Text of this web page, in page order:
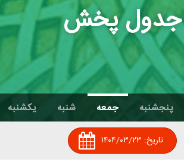
جدول پخش
پنجشنبه جمعه شنبه یکشنبه
تاریخ: ۱۴۰۴/۰۳/۲۳